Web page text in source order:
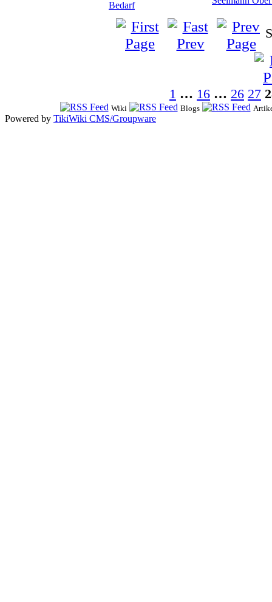
Bedarf
1 … 16 … 26 27
Wiki Blogs
Powered by TikiWiki CMS/Groupware